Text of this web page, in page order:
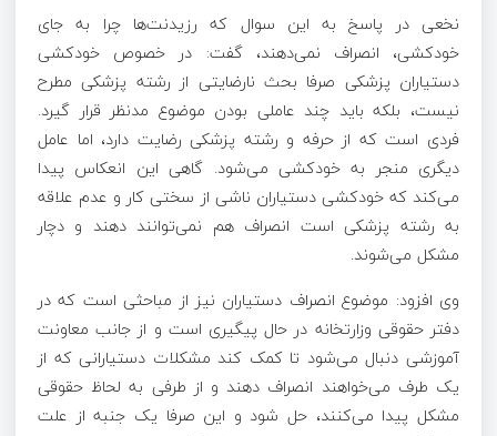
نخعی در پاسخ به این سوال که رزیدنت‌ها چرا به جای
خودکشی، انصراف نمی‌دهند، گفت: در خصوص خودکشی
دستیاران پزشکی صرفا بحث نارضایتی از رشته پزشکی مطرح
نیست، بلکه باید چند عاملی بودن موضوع مدنظر قرار گیرد.
فردی است که از حرفه و رشته پزشکی رضایت دارد، اما عامل
دیگری منجر به خودکشی می‌شود. گاهی این انعکاس پیدا
می‌کند که خودکشی دستیاران ناشی از سختی کار و عدم علاقه
به رشته پزشکی است انصراف هم نمی‌توانند دهند و دچار
مشکل می‌شوند.
وی افزود: موضوع انصراف دستیاران نیز از مباحثی است که در
دفتر حقوقی وزارتخانه در حال پیگیری است و از جانب معاونت
آموزشی دنبال می‌شود تا کمک کند مشکلات دستیارانی که از
یک طرف می‌خواهند انصراف دهند و از طرفی به لحاظ حقوقی
مشکل پیدا می‌کنند، حل شود و این صرفا یک جنبه از علت